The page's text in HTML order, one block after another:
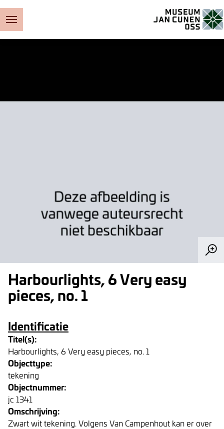
Harbourlights, 6 Very easy
pieces, no. 1
Identificatie
Titel(s):
Harbourlights, 6 Very easy pieces, no. 1
Objecttype:
tekening
Objectnummer:
jc 1341
Omschrijving:
Zwart wit tekening. Volgens Van Campenhout kan er over